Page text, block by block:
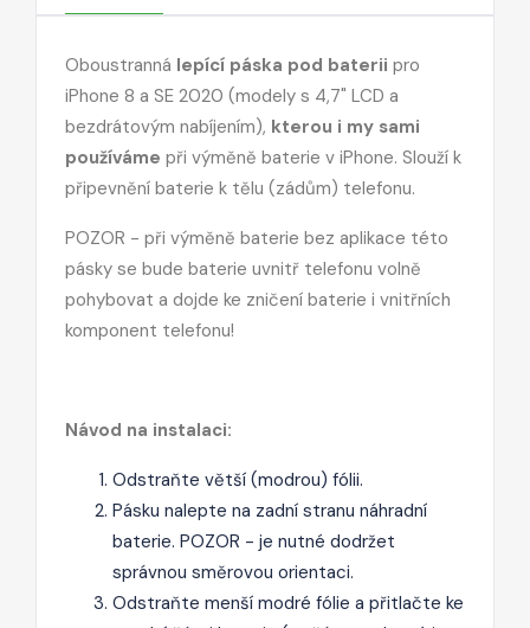
Oboustranná lepící páska pod baterii pro
iPhone 8 a SE 2020 (modely s 4,7" LCD a
bezdrátovým nabíjením), kterou i my sami
používáme při výměně baterie v iPhone. Slouží k
připevnění baterie k tělu (zádům) telefonu.
POZOR - při výměně baterie bez aplikace této
pásky se bude baterie uvnitř telefonu volně
pohybovat a dojde ke zničení baterie i vnitřních
komponent telefonu!
Návod na instalaci:
Odstraňte větší (modrou) fólii.
Pásku nalepte na zadní stranu náhradní
baterie. POZOR - je nutné dodržet
správnou směrovou orientaci.
Odstraňte menší modré fólie a přitlačte ke